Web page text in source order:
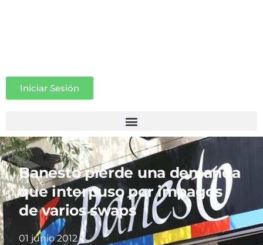
Iniciar Sesión
Banesto pierde una demanda
que interpuso por impagos
de varios swaps
01 junio 2012